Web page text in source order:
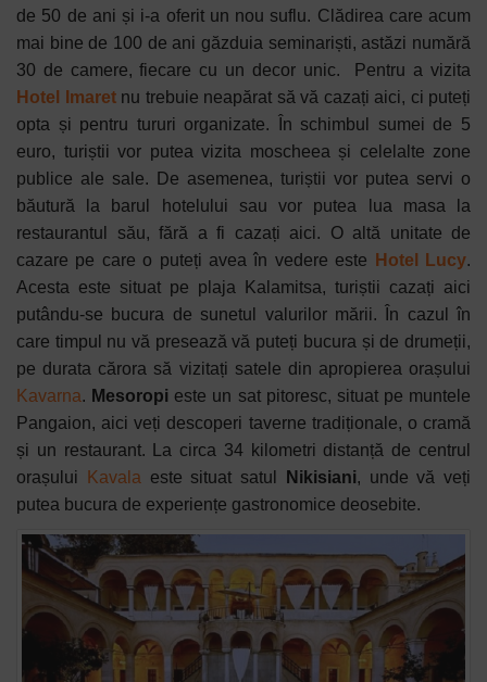
de 50 de ani și i-a oferit un nou suflu. Clădirea care acum
mai bine de 100 de ani găzduia seminariști, astăzi numără
30 de camere, fiecare cu un decor unic.
Pentru a vizita
Hotel Imaretnu trebuie neapărat să vă cazați aici, ci puteți
opta și pentru tururi organizate. În schimbul sumei de 5
euro, turiștii vor putea vizita moscheea și celelalte zone
publice ale sale. De asemenea, turiștii vor putea servi o
băutură la barul hotelului sau vor putea lua masa la
restaurantul său, fără a fi cazați aici. O altă unitate de
cazare pe care o puteți avea în vedere este
Hotel Lucy.
Acesta este situat pe plaja Kalamitsa, turiștii cazați aici
putându-se bucura de sunetul valurilor mării. În cazul în
care timpul nu vă presează vă puteți bucura și de drumeții,
pe durata cărora să vizitați satele din apropierea orașului
Kavarna. Mesoropi este un sat pitoresc, situat pe muntele
Pangaion, aici veți descoperi taverne tradiționale, o cramă
și un restaurant. La circa 34 kilometri distanță de centrul
orașului Kavala este situat satul Nikisiani, unde vă veți
putea bucura de experiențe gastronomice deosebite.